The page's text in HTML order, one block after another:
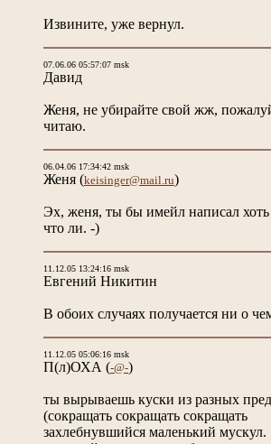
Извините, уже вернул.
07.06.06 05:57:07 msk
Давид
Женя, не убирайте свой жж,
читаю.
06.04.06 17:34:42 msk
Женя (keisinger@mail.ru)
Эх, женя, ты бы имейл написал хоть
что ли. -)
11.12.05 13:24:16 msk
Евгений Никитин
В обоих случаях получается ни о
11.12.05 05:06:16 msk
П(л)ОХА (-@-)
ты вырываешь куски из разных
(сокращать сокращать сокращать
захлебнувшийся маленький мускул.